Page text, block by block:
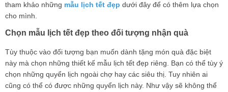
tham khảo những mẫu lịch tết đẹp dưới đây để có thêm lựa chọn
cho mình.
Chọn mẫu lịch tết đẹp theo đối tượng nhận quà
Tùy thuộc vào đối tượng bạn muốn dành tặng món quà đặc biệt
này mà chọn những thiết kế mẫu lịch tết đẹp riêng. Bạn có thể tùy ý
chọn những quyển lịch ngoài chợ hay các siêu thị. Tuy nhiên ai
cũng có thể có được những quyển lịch này. Như vậy sẽ không thể